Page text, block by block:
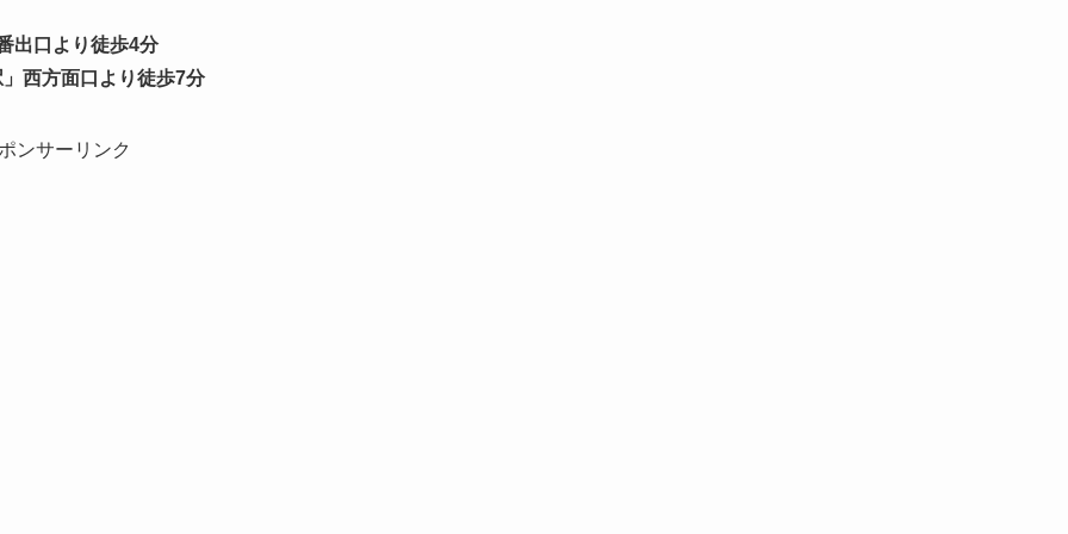
出口より徒歩4分
西方面口より徒歩7分
ンサーリンク